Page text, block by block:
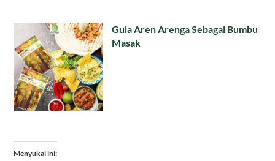
Gula Aren Arenga Sebagai Bumbu
Masak
Menyukai ini: